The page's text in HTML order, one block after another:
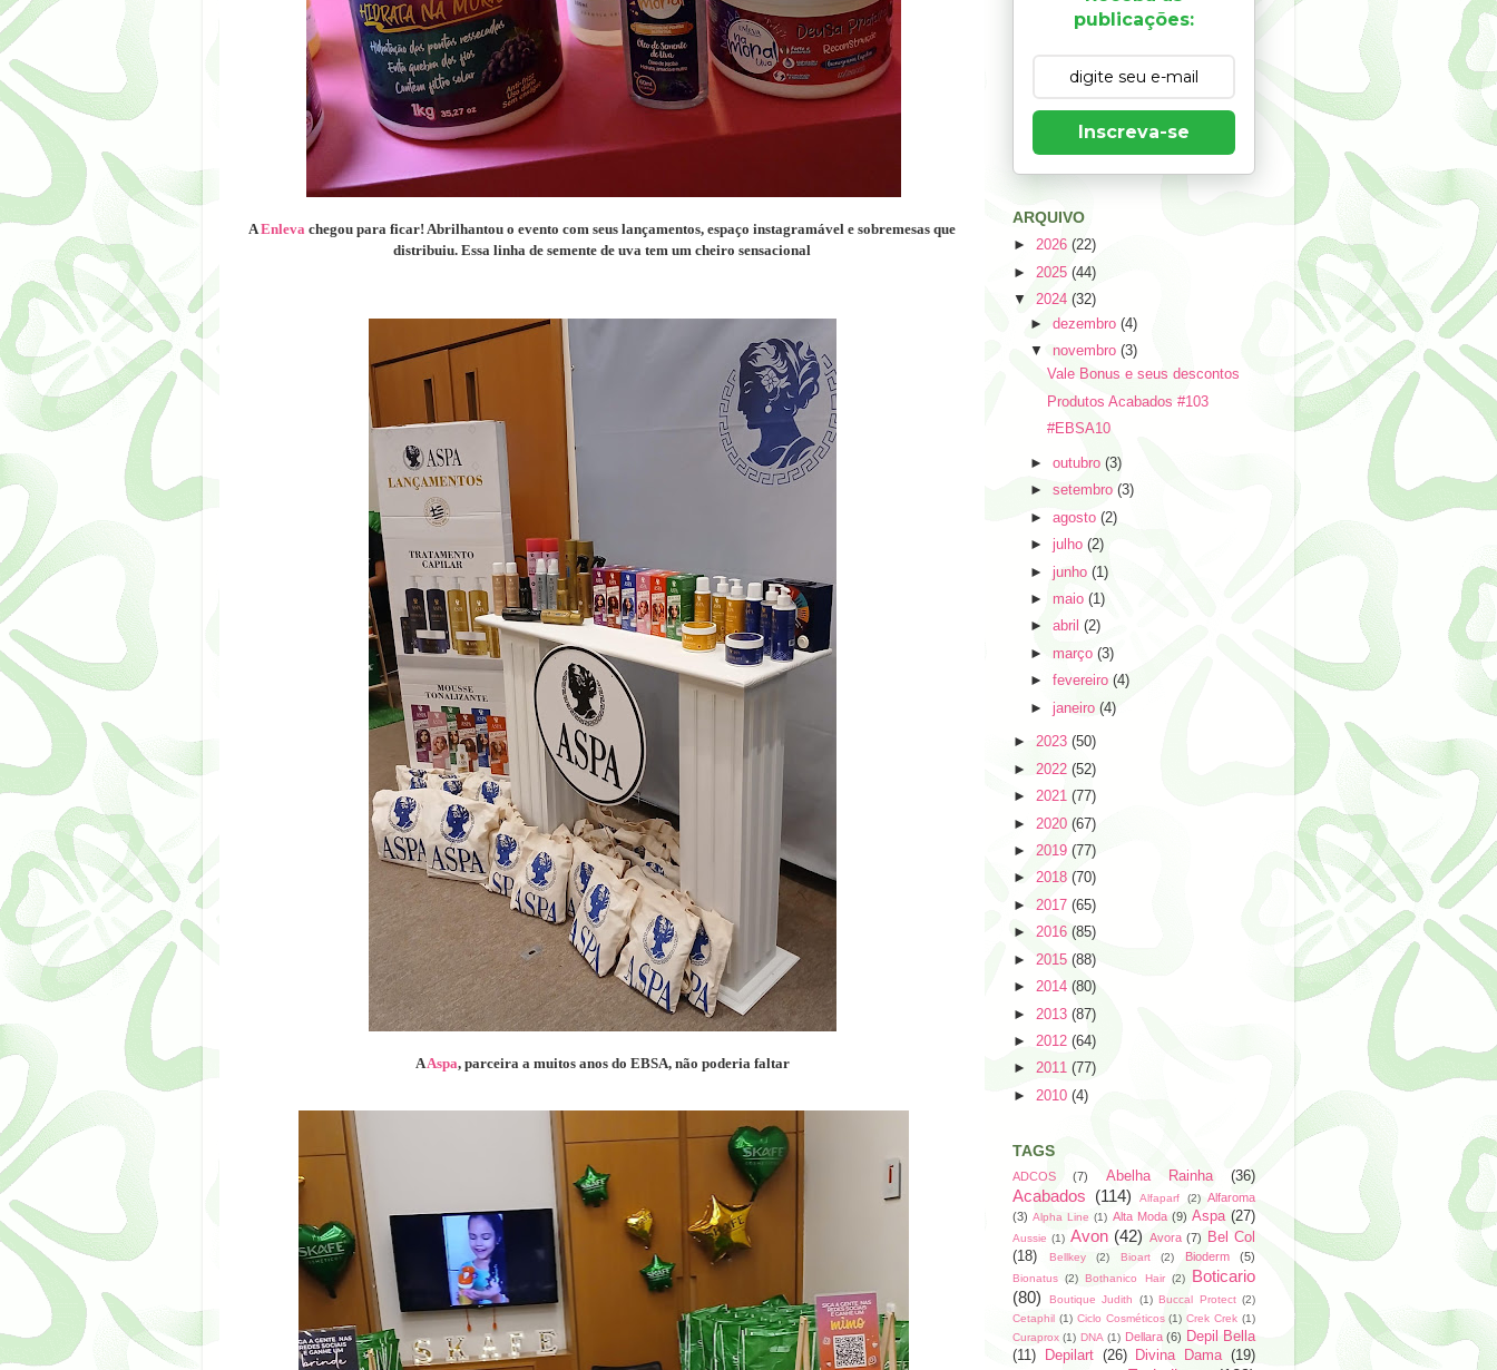
AEnleva chegou para ficar! Abrilhantou o evento com seus lançamentos, espaço instagramável e sobremesas que
distribuiu. Essa linha de semente de uva tem um cheiro sensacional
AAspa, parceira a muitos anos do EBSA, não poderia faltar
publicações:
Inscreva-se
ARQUIVO
► 2026 (22)
► 2025 (44)
▼ 2024 (32)
►dezembro(4)
▼ novembro(3)
Vale Bonus e seus descontos
Produtos Acabados #103
#EBSA10
►outubro(3)
►setembro(3)
►agosto(2)
► julho(2)
►junho(1)
► maio(1)
►abril(2)
► março(3)
►fevereiro(4)
►janeiro(4)
► 2023 (50)
► 2022 (52)
► 2021 (77)
► 2020 (67)
► 2019 (77)
► 2018 (70)
► 2017 (65)
► 2016 (85)
► 2015 (88)
► 2014 (80)
► 2013 (87)
► 2012 (64)
► 2011 (77)
► 2010 (4)
TAGS
ADCOS (7) Abelha Rainha (36)
Acabados (114) Alfaparf (2) Alfaroma
(3) Alpha Line (1) Alta Moda (9) Aspa (27)
Aussie (1) Avon (42) Avora (7)
Bel Col
(18)
Bellkey (2) Bioart (2) Bioderm (5)
Bionatus (2) Bothanico Hair (2)
Boticario
(80)
Boutique Judith (1) Buccal Protect (2)
Cetaphil (1) Ciclo Cosméticos (1) Crek Crek (1)
Curaprox (1) DNA (1) Dellara (6) Depil Bella
(11)
Depilart (26) Divina Dama (19)